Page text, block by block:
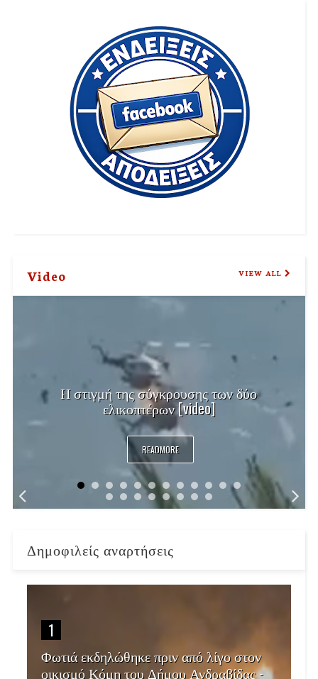
Video VIEW ALL
Η στιγμή της σύγκρουσης των δύο
ελικοπτέρων [video]
READMORE
Δημοφιλείς αναρτήσεις
1
Φωτιά εκδηλώθηκε πριν από λίγο στον
οικισμό Κόμη του Δήμου Ανδραβίδας -